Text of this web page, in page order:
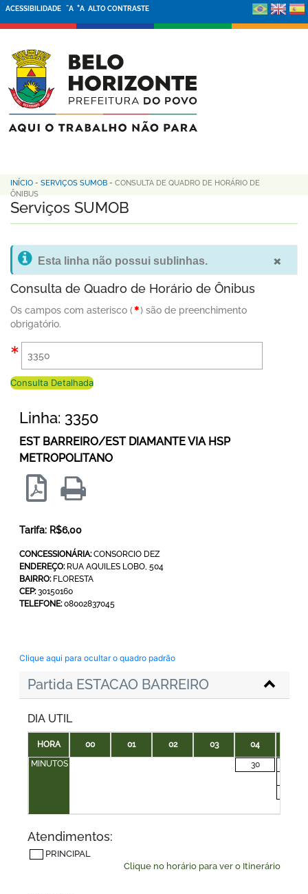
ACESSIBILIDADE -A +A ALTO CONTRASTE
INÍCIO - SERVIÇOS SUMOB - CONSULTA DE QUADRO DE HORÁRIO DE
ÔNIBUS
Serviços SUMOB
×
Esta linha não possui sublinhas.
Consulta de Quadro de Horário de Ônibus
Os campos com asterisco (
) são de preenchimento
obrigatório.
Consulta Detalhada
Linha: 3350
EST BARREIRO/EST DIAMANTE VIA HSP
METROPOLITANO
Tarifa: R$6,00
CONCESSIONÁRIA:CONSORCIO DEZ
ENDEREÇO:RUA AQUILES LOBO, 504
BAIRRO:FLORESTA
CEP:30150160
TELEFONE:08002837045
Clique aqui para ocultar o quadro padrão
Partida ESTACAO BARREIRO
DIA UTIL
HORA 00 01 02 03 04
MINUTOS
30
Atendimentos:
PRINCIPAL
Clique no horário para ver o Itinerário